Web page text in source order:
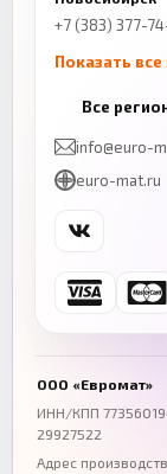
+7 (383) 377-
Показать
+7 (843) 206-
Челябинск
+7 (343) 300-
Ростов-на-
+7 (863) 333-
Волгоград
+7 (844) 261-
Все
info@euro-
euro-mat.ru
ООО «Евромат»
ИНН/КПП
29927522
Адрес